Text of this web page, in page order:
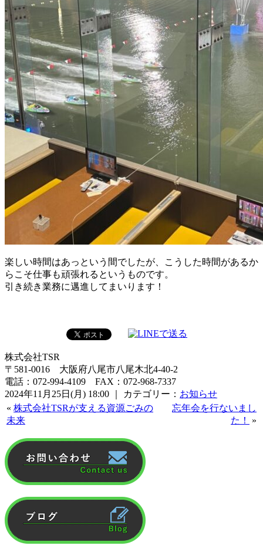
楽しい時間はあっという間でしたが、こうした時間があるか
らこそ仕事も頑張れるというものです。
引き続き業務に邁進してまいります！
株式会社TSR
〒581-0016 大阪府八尾市八尾木北4-40-2
電話：072-994-4109 FAX：072-968-7337
2024年11月25日(月) 18:00 ｜ カテゴリー： お知らせ
« 株式会社TSRが支える資源ごみの
未来
忘年会を行ないまし
た！
»